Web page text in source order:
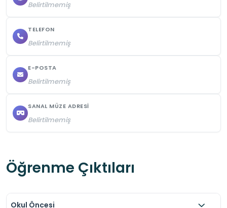
Belirtilmemiş
TELEFON
Belirtilmemiş
E-POSTA
Belirtilmemiş
SANAL MÜZE ADRESI
Belirtilmemiş
Öğrenme Çıktıları
Okul Öncesi